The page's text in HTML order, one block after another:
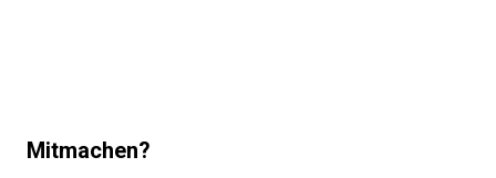
Mitmachen?